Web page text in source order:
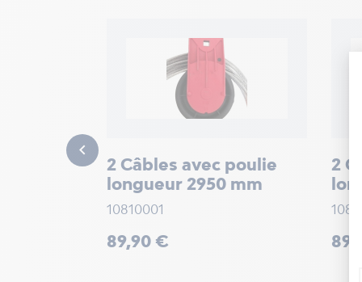

5.0/5
2 Câbles avec poulie
longueur 2950 mm
10810001
Prix
89,90 €
2
Prix